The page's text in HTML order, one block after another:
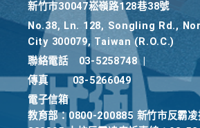
新竹巿30047崧嶺路128巷38號
No.38, Ln. 128, Songling Rd.,
City 300079, Taiwan (R.O.C.)
聯絡電話
03-5258748
傳真
03-5266049
電子信箱
教育部：0800-200885 新竹市反霸